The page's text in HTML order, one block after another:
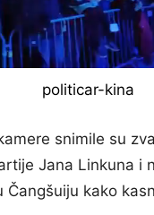
snimile su
Jana Linkuna i
Čangšuiju kako